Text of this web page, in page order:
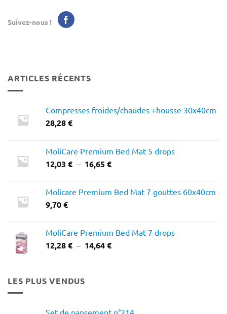
Suivez-nous !
ARTICLES RÉCENTS
Compresses froides/chaudes +housse 30x40cm
28,28€
MoliCare Premium Bed Mat 5 drops
12,03 € – 16,65€Plage
12,03 €
Molicare Premium Bed Mat 7 gouttes 60x40cm
9,70€
MoliCare Premium Bed Mat 7 drops
12,28€ – 14,64€Plage
LES PLUS VENDUS